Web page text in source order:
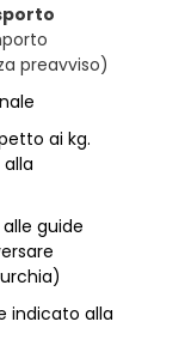
preavviso)
ai kg.
guide
indicato alla